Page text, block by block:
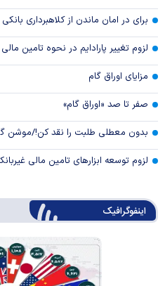
برای در امان ماندن از کلاهبرداری
لزوم تغییر پارادایم در نحوه تامین
مزایای اوراق گام
صفر تا صد «اوراق گام»
بدون معطلی طلبت را نقد کن!/موشن
لزوم توسعه ابزارهای تامین مالی
اینفوگرافیک